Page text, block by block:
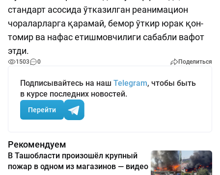
стандарт асосида ўтказилган реанимацион
чораларларга қарамай, бемор ўткир юрак қон-
томир ва нафас етишмовчилиги сабабли вафот
этди.
1503 0 Поделиться
Подписывайтесь на наш Telegram, чтобы быть
в курсе последних новостей.
Перейти
Рекомендуем
В Ташобласти произошёл крупный
пожар в одном из магазинов — видео